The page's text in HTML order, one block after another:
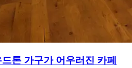
톤 가구가 어우러진 카페